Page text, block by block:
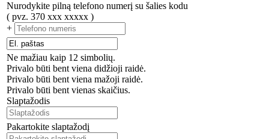
Nurodykite pilną telefono numerį su šalies kodu
( pvz. 370 xxx xxxxx )
+
Ne mažiau kaip 12 simbolių.
Privalo būti bent viena didžioji raidė.
Privalo būti bent viena mažoji raidė.
Privalo būti bent vienas skaičius.
Slaptažodis
Pakartokite slaptažodį